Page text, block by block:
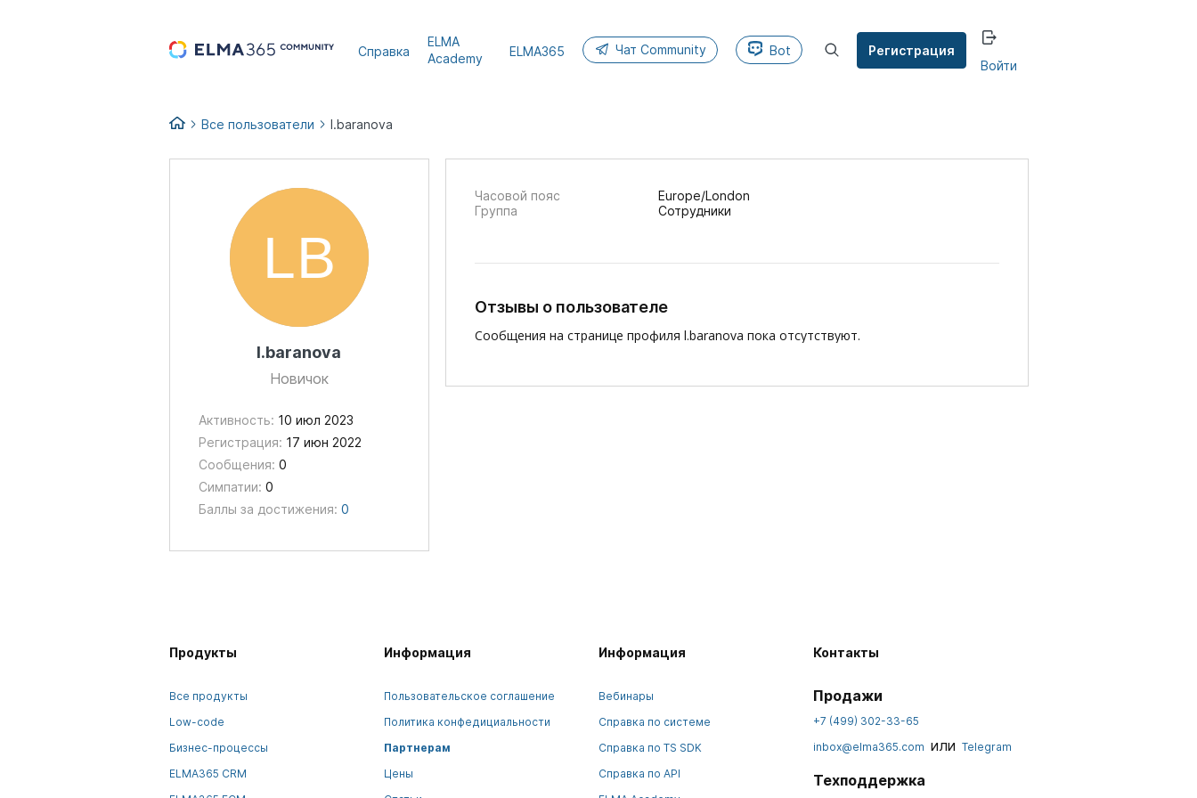
Справка
ELMA
Academy
ELMA365 Чат Community Bot
Регистрация
Войти
Все пользователи l.baranova
l.baranova
Новичок
Активность: 10 июл 2023
Регистрация: 17 июн 2022
Сообщения: 0
Симпатии: 0
Баллы за достижения: 0
Часовой пояс
Europe/London
Группа
Сотрудники
Отзывы о пользователе
Сообщения на странице профиля l.baranova пока отсутствуют.
Продукты
Все продукты
Low-code
Бизнес-процессы
ELMA365 CRM
Информация
Пользовательское соглашение
Политика конфедициальности
Партнерам
Цены
Информация
Вебинары
Справка по системе
Справка по TS SDK
Справка по API
Контакты
Продажи
+7 (499) 302-33-65
inbox@elma365.com или Telegram
Техподдержка